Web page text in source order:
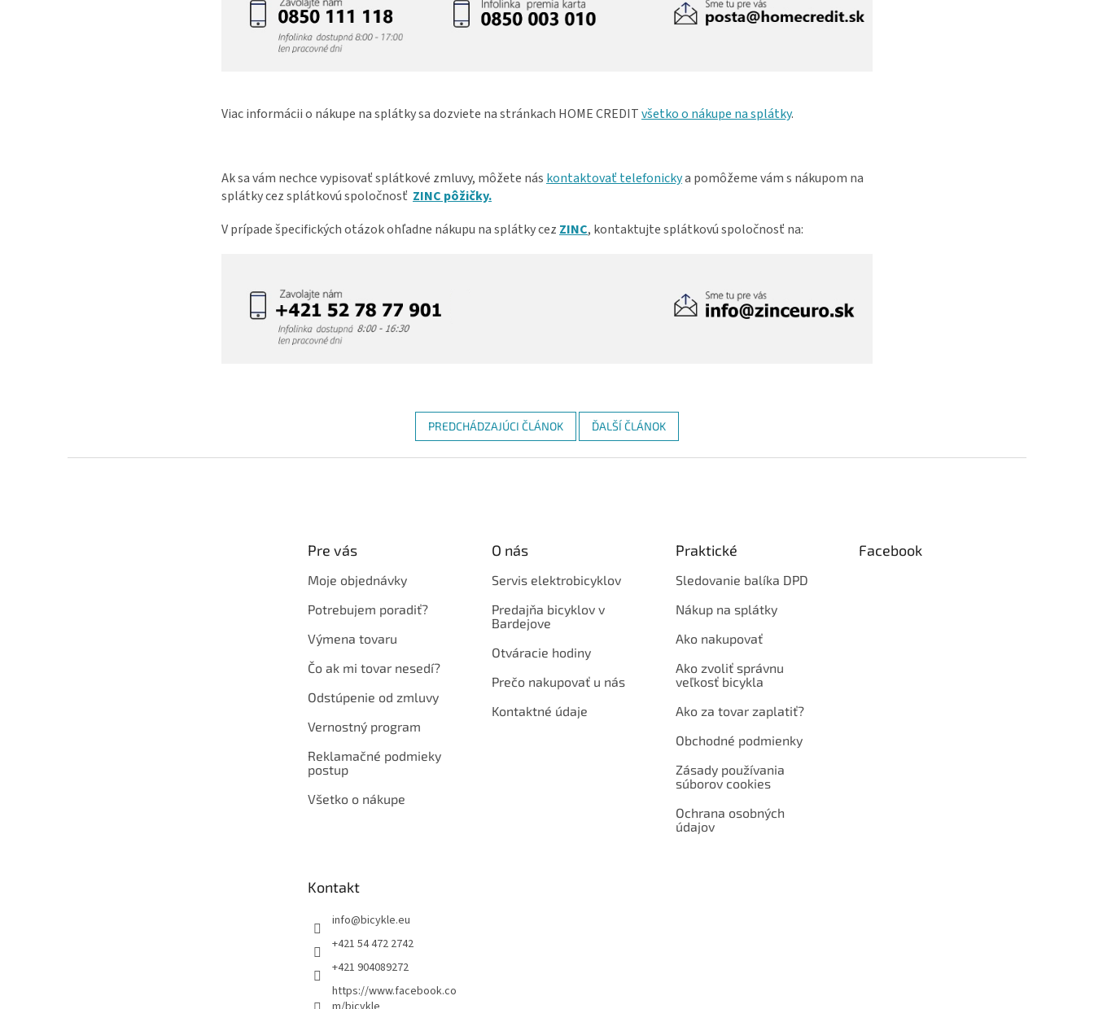
Viac informácii o nákupe na splátky sa dozviete na stránkach HOME CREDITvšetko o nákupe na splátky.
Ak sa vám nechce vypisovať splátkové zmluvy, môžete náskontaktovať telefonickya pomôžeme vám s nákupom na
splátky cez splátkovú spoločnosť ZINC pôžičky.
V prípade špecifických otázok ohľadne nákupu na splátky cezZINC, kontaktujte splátkovú spoločnosť na:
PREDCHÁDZAJÚCI ČLÁNOK ĎALŠÍ ČLÁNOK
Pre vás
Moje objednávky
Potrebujem poradiť?
Výmena tovaru
Čo ak mi tovar nesedí?
Odstúpenie od zmluvy
Vernostný program
Reklamačné podmieky
postup
Všetko o nákupe
O nás
Servis elektrobicyklov
Predajňa bicyklov v
Bardejove
Otváracie hodiny
Prečo nakupovať u nás
Kontaktné údaje
Praktické
Sledovanie balíka DPD
Nákup na splátky
Ako nakupovať
Ako zvoliť správnu
veľkosť bicykla
Ako za tovar zaplatiť?
Obchodné podmienky
Zásady používania
súborov cookies
Ochrana osobných
údajov
Facebook
Kontakt
info@bicykle.eu
+421 54 472 2742
+421 904089272
https://www.facebook.co